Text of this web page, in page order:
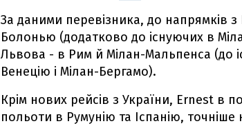
За даними перевізника, до напрямків
Болонью (додатково до існуючих в
Львова - в Рим й Мілан-Мальпенса (до
Венецію і Мілан-Бергамо).
Крім нових рейсів з України, Ernest в
польоти в Румунію та Іспанію, точніше